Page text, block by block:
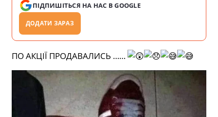
ПІДПИШІТЬСЯ НА НАС В GOOGLE
ДОДАТИ ЗАРАЗ
ПО АКЦІЇ ПРОДАВАЛИСЬ ……